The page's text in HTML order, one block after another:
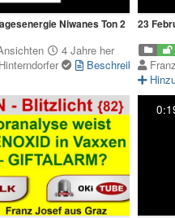
Niwanes Ton 2
4 Jahre her
Beschreibung
23